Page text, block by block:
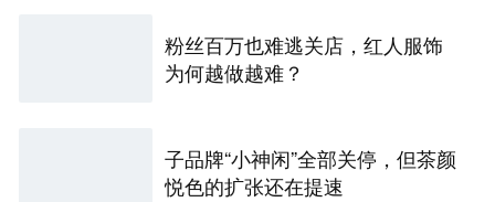
粉丝百万也难逃关店，红人服饰
为何越做越难？
子品牌“小神闲”全部关停，但茶颜
悦色的扩张还在提速